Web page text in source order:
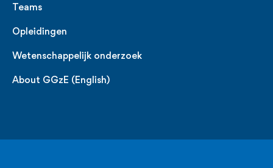
Teams
Opleidingen
Wetenschappelijk onderzoek
About GGzE (English)